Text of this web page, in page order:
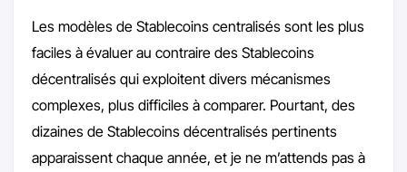
Les modèles de Stablecoins centralisés sont les plus
faciles à évaluer au contraire des Stablecoins
décentralisés qui exploitent divers mécanismes
complexes, plus difficiles à comparer. Pourtant, des
dizaines de Stablecoins décentralisés pertinents
apparaissent chaque année, et je ne m’attends pas à